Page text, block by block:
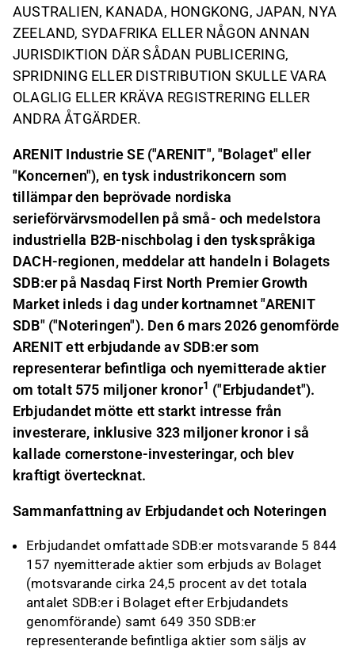
AUSTRALIEN, KANADA, HONGKONG, JAPAN, NYA
ZEELAND, SYDAFRIKA ELLER NÅGON ANNAN
JURISDIKTION DÄR SÅDAN PUBLICERING,
SPRIDNING ELLER DISTRIBUTION SKULLE VARA
OLAGLIG ELLER KRÄVA REGISTRERING ELLER
ANDRA ÅTGÄRDER.
ARENIT Industrie SE ("ARENIT", "Bolaget" eller
"Koncernen"), en tysk industrikoncern som
tillämpar den beprövade nordiska
serieförvärvsmodellen på små- och medelstora
industriella B2B-nischbolag i den tyskspråkiga
DACH-regionen, meddelar att handeln i Bolagets
SDB:er på Nasdaq First North Premier Growth
Market inleds i dag under kortnamnet "ARENIT
SDB" ("Noteringen"). Den 6 mars 2026 genomförde
ARENIT ett erbjudande av SDB:er som
representerar befintliga och nyemitterade aktier
om totalt 575 miljoner kronor1 ("Erbjudandet").
Erbjudandet mötte ett starkt intresse från
investerare, inklusive 323 miljoner kronor i så
kallade cornerstone-investeringar, och blev
kraftigt övertecknat.
Sammanfattning av Erbjudandet och Noteringen
Erbjudandet omfattade SDB:er motsvarande 5 844
157 nyemitterade aktier som erbjuds av Bolaget
(motsvarande cirka 24,5 procent av det totala
antalet SDB:er i Bolaget efter Erbjudandets
genomförande) samt 649 350 SDB:er
representerande befintliga aktier som säljs av